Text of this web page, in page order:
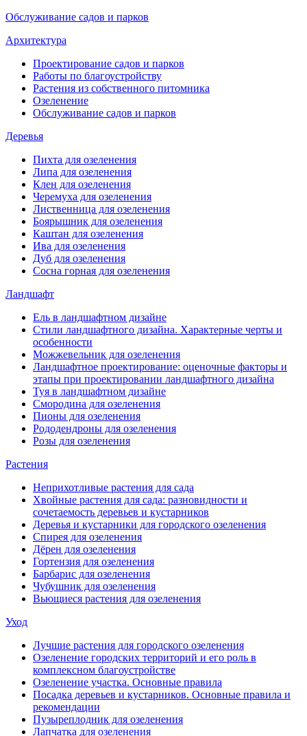
Обслуживание садов и парков
Архитектура
Проектирование садов и парков
Работы по благоустройству
Растения из собственного питомника
Озеленение
Обслуживание садов и парков
Деревья
Пихта для озеленения
Липа для озеленения
Клен для озеленения
Черемуха для озеленения
Лиственница для озеленения
Боярышник для озеленения
Каштан для озеленения
Ива для озеленения
Дуб для озеленения
Сосна горная для озеленения
Ландшафт
Ель в ландшафтном дизайне
Стили ландшафтного дизайна. Характерные черты и
особенности
Можжевельник для озеленения
Ландшафтное проектирование: оценочные факторы и
этапы при проектировании ландшафтного дизайна
Туя в ландшафтном дизайне
Смородина для озеленения
Пионы для озеленения
Рододендроны для озеленения
Розы для озеленения
Растения
Неприхотливые растения для сада
Хвойные растения для сада: разновидности и
сочетаемость деревьев и кустарников
Деревья и кустарники для городского озеленения
Спирея для озеленения
Дёрен для озеленения
Гортензия для озеленения
Барбарис для озеленения
Чубушник для озеленения
Вьющиеся растения для озеленения
Уход
Лучшие растения для городского озеленения
Озеленение городских территорий и его роль в
комплексном благоустройстве
Озеленение участка. Основные правила
Посадка деревьев и кустарников. Основные правила и
рекомендации
Пузыреплодник для озеленения
Лапчатка для озеленения